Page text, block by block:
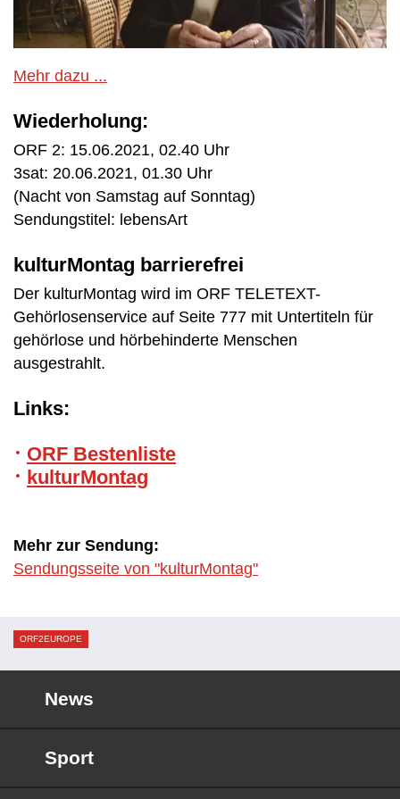
Mehr dazu ...
Wiederholung:
ORF 2: 15.06.2021, 02.40 Uhr
3sat: 20.06.2021, 01.30 Uhr
(Nacht von Samstag auf Sonntag)
Sendungstitel: lebensArt
kulturMontag barrierefrei
Der kulturMontag wird im ORF TELETEXT-
Gehörlosenservice auf Seite 777 mit Untertiteln für
gehörlose und hörbehinderte Menschen
ausgestrahlt.
Links:
ORF Bestenliste
kulturMontag
Mehr zur Sendung:
Sendungsseite von "kulturMontag"
ORF2EUROPE
News
Sport